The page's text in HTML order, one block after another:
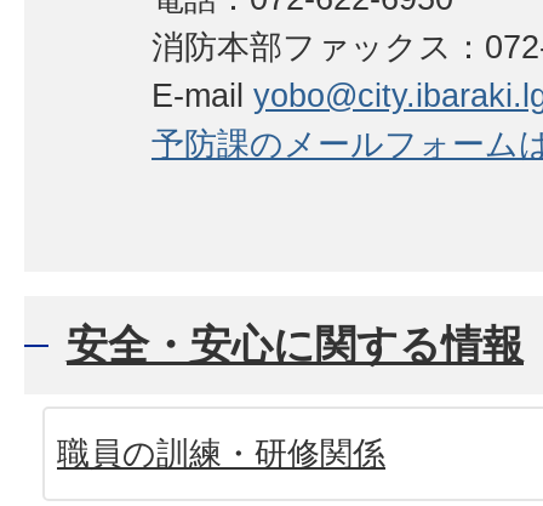
消防本部ファックス：
E-mail
予防課のメールフォーム
安全・安心に関する情報
職員の訓練・研修関係